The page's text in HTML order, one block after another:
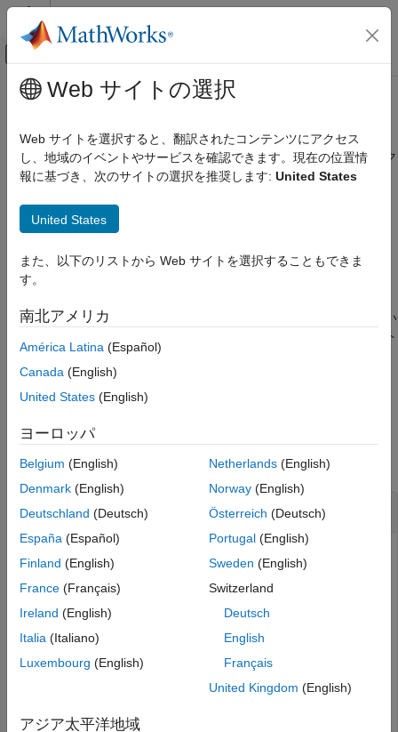
コンテンツへスキップ
オフキャンバス ナビゲーション メ
ドキュメンテーションのホーム
Embedded Coder
コードとツールのカスタマイズ
ライブラリの開発
Embedded Coder
コードとツールのカスタマイズ
関数の置換
Embedded Coder
コードとツールのカスタマイズ
コード置換のカスタマイズ
説明
例
入力引数
バージョン履歴
参考
メインコンテンツ
addEntry
コード置換テーブルに登録されているテーブル エントリのコレク
ションにテーブル エントリを追加
ページ内をすべて折りたたむ
構文
addEntry(hTable,entry)
説明
addEntry(hTable
は、コード置換テーブルに登録されてい
るテーブル エントリのコレクションに作成したコード置換エント
リを追加します。
例
例
すべて折りたたむ
コード置換テーブルに演算子エントリを追加
作成した後にコード置換テーブルに追加する方法を示しま
す。
hLib = RTW.TflTable;
% Create an entry for addition of built-in uint8 data
op_entry = RTW.TflCOperationEntry;
op_entry.setTflCOperationEntryParameters(
...
'Priority'
Web サイトの選択
Web サイトを選択すると、翻訳されたコンテンツにアクセス
し、地域のイベントやサービスを確認できます。現在の位置情
報に基づき、次のサイトの選択を推奨します: United States
United States
また、以下のリストから Web サイトを選択することもできま
す。
南北アメリカ
América Latina (Español)
Canada (English)
United States (English)
ヨーロッパ
Belgium (English)
Denmark (English)
Deutschland (Deutsch)
España (Español)
Finland (English)
France (Français)
Ireland (English)
Italia (Italiano)
Luxembourg (English)
Netherlands(English)
Norway(English)
Österreich (Deutsch)
Portugal(English)
Sweden (English)
Switzerland
Deutsch
English
Français
United Kingdom (English)
アジア太平洋地域